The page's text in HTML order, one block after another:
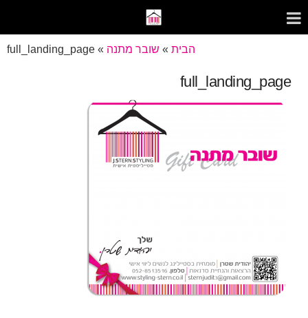
הבית » שובר מתנה »
full_landing_page
full_landing_page